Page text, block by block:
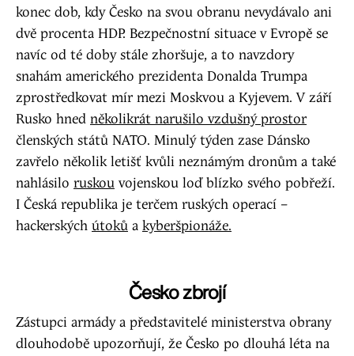
konec dob, kdy Česko na svou obranu nevydávalo ani
dvě procenta HDP. Bezpečnostní situace v Evropě se
navíc od té doby stále zhoršuje, a to navzdory
snahám amerického prezidenta Donalda Trumpa
zprostředkovat mír mezi Moskvou a Kyjevem. V září
Rusko hned několikrát narušilo vzdušný prostor
členských států NATO. Minulý týden zase Dánsko
zavřelo několik letišť kvůli neznámým dronům a také
nahlásilo ruskou vojenskou loď blízko svého pobřeží.
I Česká republika je terčem ruských operací –
hackerských útoků a kyberšpionáže.
Česko zbrojí
Zástupci armády a představitelé ministerstva obrany
dlouhodobě upozorňují, že Česko po dlouhá léta na